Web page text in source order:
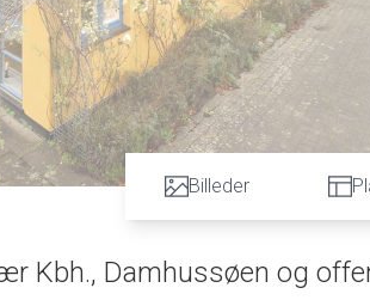
Billeder
Kbh., Damhussøen og